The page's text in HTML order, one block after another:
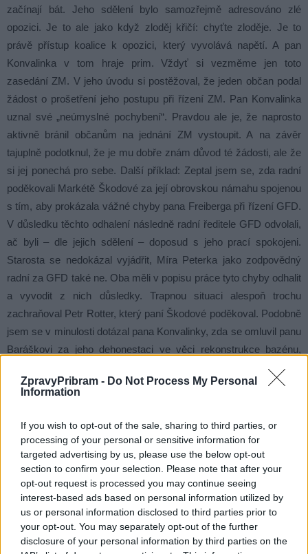
ZpravyPribram - Do Not Process My Personal
Information
If you wish to opt-out of the sale, sharing to third parties, or
processing of your personal or sensitive information for
targeted advertising by us, please use the below opt-out
section to confirm your selection. Please note that after your
opt-out request is processed you may continue seeing
interest-based ads based on personal information utilized by
us or personal information disclosed to third parties prior to
your opt-out. You may separately opt-out of the further
disclosure of your personal information by third parties on the
začínají bát. Jeho sdělení bylo samozřejmě adresováno zlé
opozici. Je to ale jako když zloděj křičí: chyťte zloděje. Je to
právě přístup koalice k opozici, který vyvolává napětí. A pan
Konvalinka v tom hraje prim. Vždyť si vezměme jen toto
zasedání ZM. V jeho úvodu si postěžoval, že jeden občan podal
žádost o prošetření jeho postupu při řízení ZM. Pan Konvalinka
uznal své „neúmyslné pochybení“. Pravdou ale je, že naprosto
aktivně bránil občanům na jednání ZM vystoupit. A na závěr
tajuplně podotknul, že je mu dobře znám důvod té žádosti, ale že
si jej ponechá pro sebe. Další příklad: Zeptal jsem se, zda radní
poděkovali Markétě Škodové za její obrovskou námahu spojenou
s tím, aby prokázala vážné chyby pana Freiberga při řízení GFD.
V důsledku těchto odhalení následně radní ředitele GFD odvolali,
ač byli – dle jejich sdělení – doposud s jeho prací spokojeni.
Starosta se nedokázal vyjádřit, Míra Peterka jako zodpovědný
radní za GFD také ne. Oba měli v popisu práce tyto chyby odhalit
a vyvodit z nich důsledky. Trapnou situaci alespoň trochu
zachraňoval Petr Rotter, který paní Škodové poděkoval. Podobně
jsem se v minulosti dotázal pana Konvalinky, zda se omluvil panu
Baráškovi za jeho dehonestaci ve věci rekonstrukce bazénu,
když se ukázalo, že upozornění pana Baráška byla správná.
Vynuceně se dodatečně starosta omluvil. Proč to nedokáže
A nakonec zmíním reakci pana Konvalinky na poslední jednání
ZM na jeho FB profilu. Dočteme se tam, že to byl on, kdo měl
pochybnosti o správnosti hlasování v září ve věci Metrostavu.
Byl to on, kdo přemlouval ostatní zastupitele, aby zářijové
usnesení revokovali. Byl to on, kdo chtěl větší právní záruky.
A jaká je pravda? Taková, že v září navrhoval přidat Metrostavu
14 mil Kč a tvrdě to obhajoval. Byl jsem to já, kdo kritizoval, že